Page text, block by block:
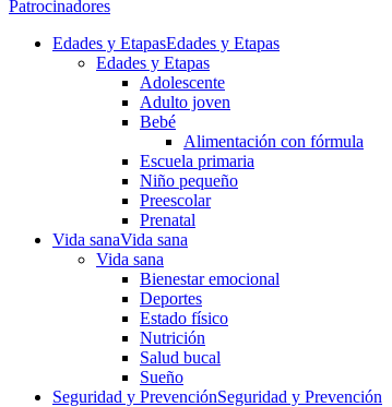
Patrocinadores
Edades y EtapasEdades y Etapas
Edades y Etapas
Adolescente
Adulto joven
Bebé
Alimentación con fórmula
Escuela primaria
Niño pequeño
Preescolar
Prenatal
Vida sanaVida sana
Vida sana
Bienestar emocional
Deportes
Estado físico
Nutrición
Salud bucal
Sueño
Seguridad y PrevenciónSeguridad y Prevención